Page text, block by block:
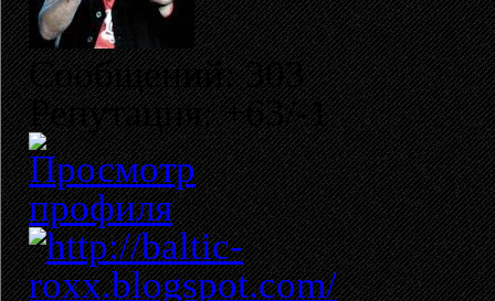
Сообщений: 303
Репутация: +63/-1